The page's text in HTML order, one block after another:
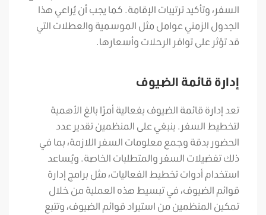
السفر، وتأكيد ترتيبات الإقامة. كما يجب أن يُراعي هذا
الجدول الزمني عوامل مثل الموسمية والعطلات التي
قد تؤثر على توافر الرحلات وأسعارها.
إدارة قائمة الضيوف
تعد إدارة قائمة الضيوف بفعالية أمرًا بالغ الأهمية
لتخطيط السفر. ينبغي على المنظمين تقدير عدد
الحضور بدقة وجمع معلومات السفر اللازمة، بما في
ذلك تفضيلات السفر والمتطلبات الخاصة. ويُساعد
استخدام أدوات تخطيط الفعاليات، مثل برامج إدارة
قوائم الضيوف، في تبسيط هذه العملية من خلال
تمكين المنظمين من استيراد قوائم الضيوف، وتتبع